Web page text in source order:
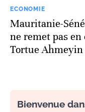
ECONOMIE
Mauritanie-
ne remet pas en
Tortue Ahmeyin
Bienvenue